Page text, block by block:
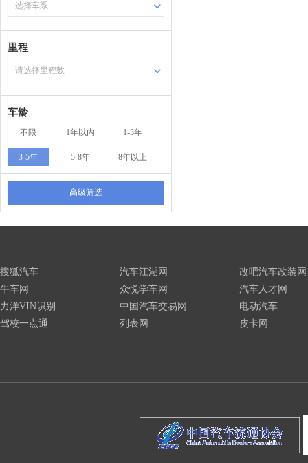
选择车系
里程
请选择里程数
车龄
不限 1年以内 1-3年
3-5年 5-8年 8年以上
高级筛选
搜狐汽车
牛车网
力洋VIN识别
驾校一点通
汽车江湖网
众悦学车网
中国汽车交易网
列表网
改吧汽车改装网
汽车人才网
电动汽车
皮卡网